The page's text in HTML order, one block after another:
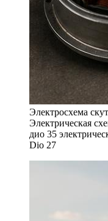
Электросхема
Электрическая
дио 35
Dio 27